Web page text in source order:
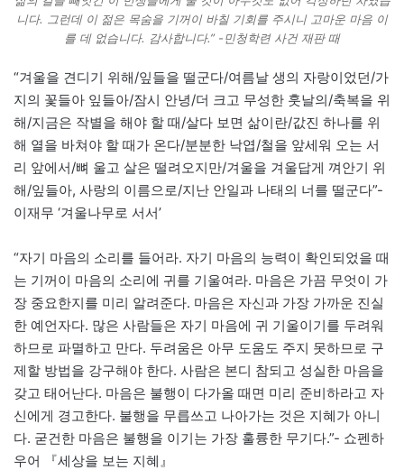
니다. 그런데 이 젊은 목숨을 기꺼이 바칠 기회를 주시니 고마운 마음 이
를 데 없습니다. 감사합니다.” -민청학련 사건 재판 때
“겨울을 견디기 위해/잎들을 떨군다/여름날 생의 자랑이었던/가
지의 꽃들아 잎들아/잠시 안녕/더 크고 무성한 훗날의/축복을 위
해/지금은 작별을 해야 할 때/살다 보면 삶이란/값진 하나를 위
해 열을 바쳐야 할 때가 온다/분분한 낙엽/철을 앞세워 오는 서
리 앞에서/뼈 울고 살은 떨려오지만/겨울을 겨울답게 껴안기 위
해/잎들아, 사랑의 이름으로/지난 안일과 나태의 너를 떨군다”-
이재무 ‘겨울나무로 서서’
“자기 마음의 소리를 들어라. 자기 마음의 능력이 확인되었을 때
는 기꺼이 마음의 소리에 귀를 기울여라. 마음은 가끔 무엇이 가
장 중요한지를 미리 알려준다. 마음은 자신과 가장 가까운 진실
한 예언자다. 많은 사람들은 자기 마음에 귀 기울이기를 두려워
하므로 파멸하고 만다. 두려움은 아무 도움도 주지 못하므로 구
제할 방법을 강구해야 한다. 사람은 본디 참되고 성실한 마음을
갖고 태어난다. 마음은 불행이 다가올 때면 미리 준비하라고 자
신에게 경고한다. 불행을 무릅쓰고 나아가는 것은 지혜가 아니
다. 굳건한 마음은 불행을 이기는 가장 훌륭한 무기다.”- 쇼펜하
우어 『세상을 보는 지혜』